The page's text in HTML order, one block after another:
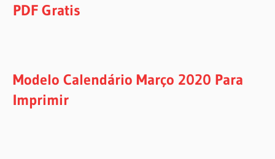
PDF Gratis
Modelo Calendário Março 2020 Para
Imprimir